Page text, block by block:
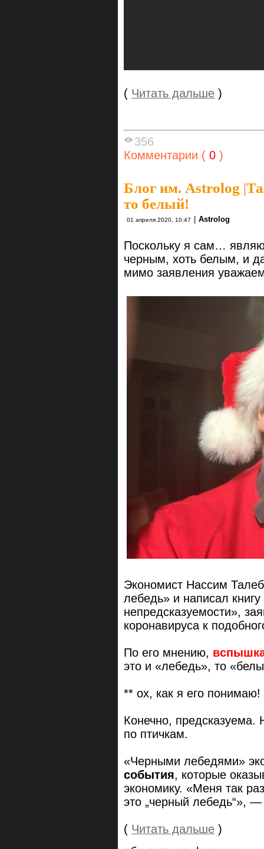
( Читать дальше )
356
Комментарии ( 0 )
Блог им. Astrolog |
то белый!
01 апреля 2020, 10:47 Astrolog
Поскольку я сам…
черным, хоть белым, и
мимо заявления
Экономист Нассим
лебедь» и написал
непредсказуемости»,
коронавируса к
По его мнению,
это и «лебедь», то
** ох, как я его понимаю!
Конечно, предсказуема.
по птичкам.
«Черными лебедями»
события, которые
экономику. «Меня так
это „черный лебедь“»,
( Читать дальше )